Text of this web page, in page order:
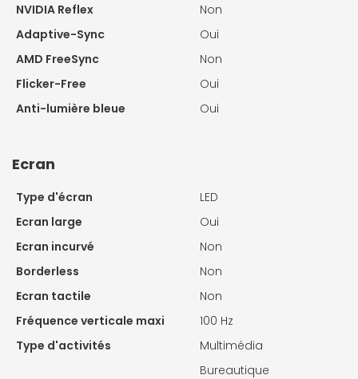
NVIDIA Reflex
Non
Adaptive-Sync
Oui
AMD FreeSync
Non
Flicker-Free
Oui
Anti-lumière bleue
Oui
Ecran
Type d'écran
LED
Ecran large
Oui
Ecran incurvé
Non
Borderless
Non
Ecran tactile
Non
Fréquence verticale maxi
100 Hz
Type d'activités
Multimédia
Bureautique